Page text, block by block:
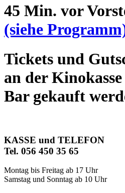
45 Min. vor
(siehe
Tickets und
an der
Bar gekauft
KASSE und TELEFON
Tel. 056 450 35 65
Montag bis Freitag ab 17 Uhr
Samstag und Sonntag ab 10 Uhr